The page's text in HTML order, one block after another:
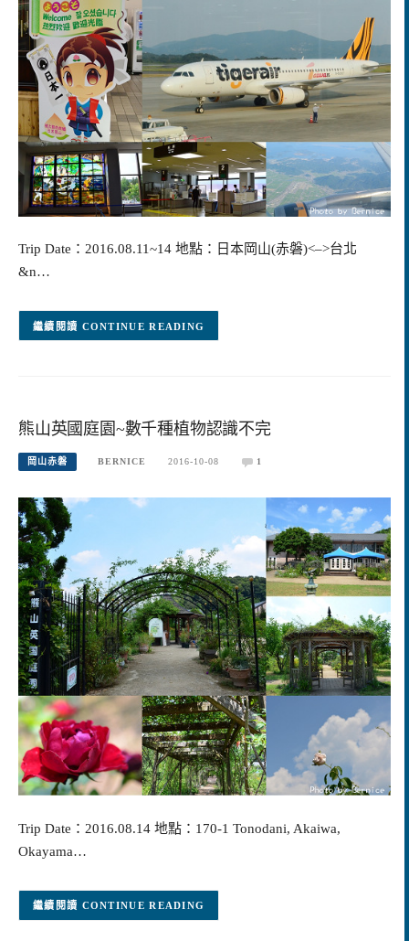
Trip Date：2016.08.11~14 地點：日本岡山(赤磐)<–>台北
&n…
CONTINUE READING
熊山英國庭園~數千種植物認識不完
岡山赤磐 BERNICE 2016-10-08 1
Trip Date：2016.08.14 地點：170-1 Tonodani, Akaiwa,
Okayama…
CONTINUE READING